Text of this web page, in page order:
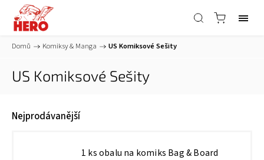
Domů / Komiksy & Manga / US Komiksové Sešity
US Komiksové Sešity
Nejprodávanější
1 ks obalu na komiks Bag & Board